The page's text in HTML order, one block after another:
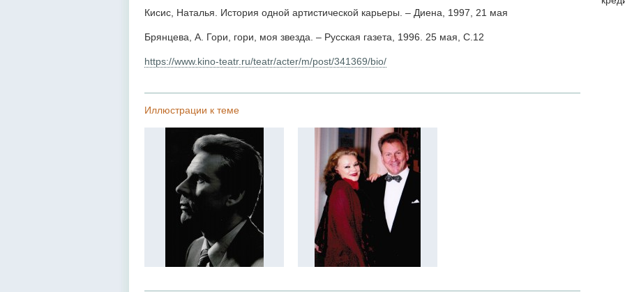
Кисис, Наталья. История одной артистической карьеры. – Диена, 1997, 21 мая
Брянцева, А. Гори, гори, моя звезда. – Русская газета, 1996. 25 мая, С.12
https://www.kino-teatr.ru/teatr/acter/m/post/341369/bio/
Иллюстрации к теме